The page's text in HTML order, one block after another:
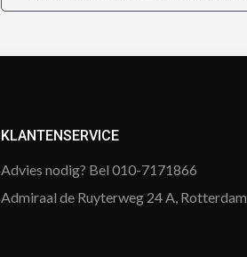
KLANTENSERVICE
Advies nodig? Bel 010-7171866
Admiraal de Ruyterweg 24 A, Rotterdam